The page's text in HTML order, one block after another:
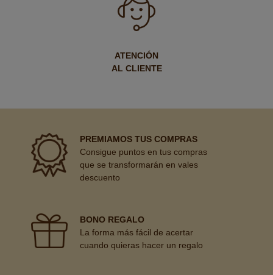
ATENCIÓN
AL CLIENTE
PREMIAMOS TUS COMPRAS
Consigue puntos en tus compras
que se transformarán en vales
descuento
BONO REGALO
La forma más fácil de acertar
cuando quieras hacer un regalo